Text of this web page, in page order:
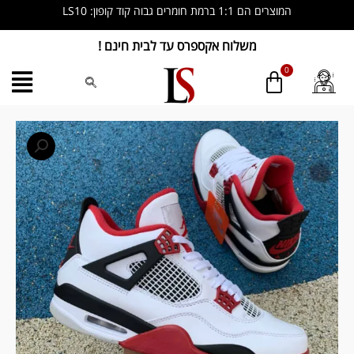
לתוכן
המוצרים הם 1:1 ברמת חומרים גבוה קוד קופון: LS10
משלוח אקספרס עד לבית חינם !
כמות
של
Nike
Air
Jordan
4
Retro
fire
red